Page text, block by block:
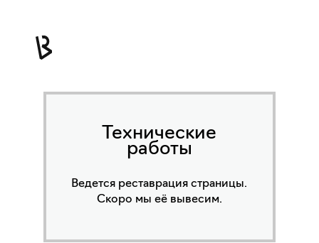
Технические
работы
Ведется реставрация страницы.
Скоро мы её вывесим.